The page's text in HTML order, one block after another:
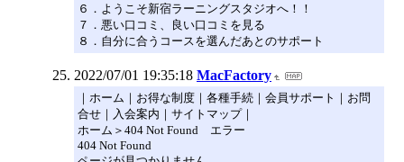
６．ようこそ新宿ラーニングスタジオへ！！
７．悪い口コミ、良い口コミを見る
８．自分に合うコースを選んだあとのサポート
2022/07/01 19:35:18 MacFactory
｜ホーム｜お得な制度｜各種手続｜会員サポート｜お問
合せ｜入会案内｜サイトマップ｜
ホーム＞404 Not Found エラー
404 Not Found